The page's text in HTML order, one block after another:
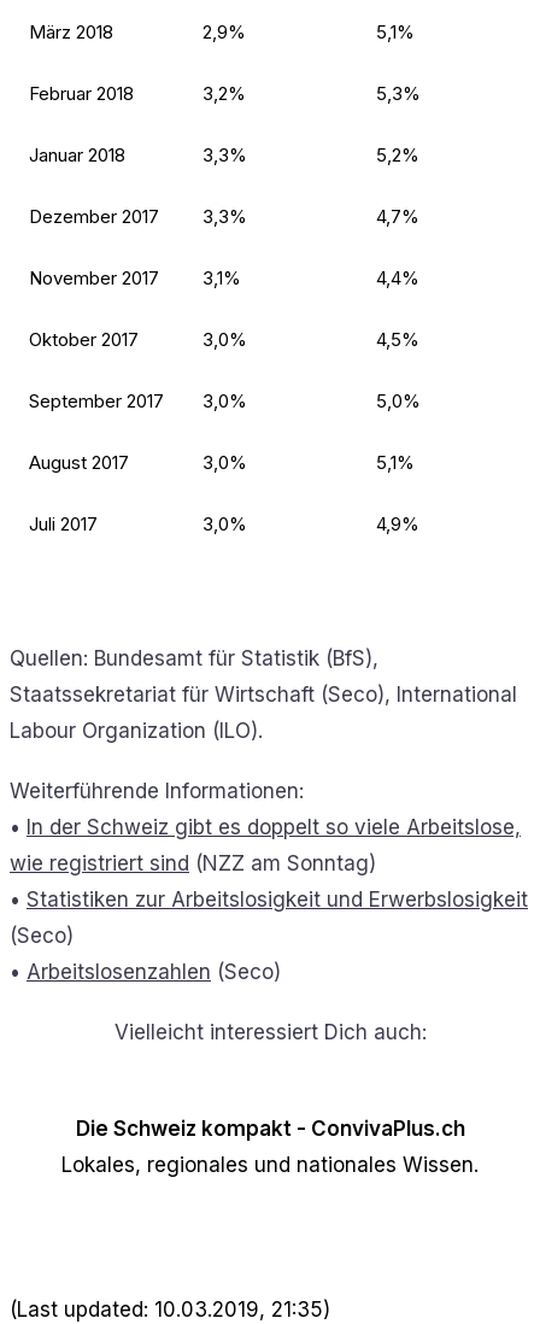
März 2018 2,9% 5,1%
Februar 2018 3,2% 5,3%
Januar 2018 3,3% 5,2%
Dezember 2017 3,3% 4,7%
November 2017 3,1% 4,4%
Oktober 2017 3,0% 4,5%
September 2017 3,0% 5,0%
August 2017 3,0% 5,1%
Juli 2017 3,0% 4,9%
Quellen: Bundesamt für Statistik (BfS),
Staatssekretariat für Wirtschaft (Seco), International
Labour Organization (ILO).
Weiterführende Informationen:
• In der Schweiz gibt es doppelt so viele Arbeitslose,
wie registriert sind (NZZ am Sonntag)
• Statistiken zur Arbeitslosigkeit und Erwerbslosigkeit
(Seco)
• Arbeitslosenzahlen (Seco)
Vielleicht interessiert Dich auch:
Die Schweiz kompakt - ConvivaPlus.ch
Lokales, regionales und nationales Wissen.
(Last updated: 10.03.2019, 21:35)